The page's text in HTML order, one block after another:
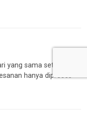
yang sama setelah
hanya diproses